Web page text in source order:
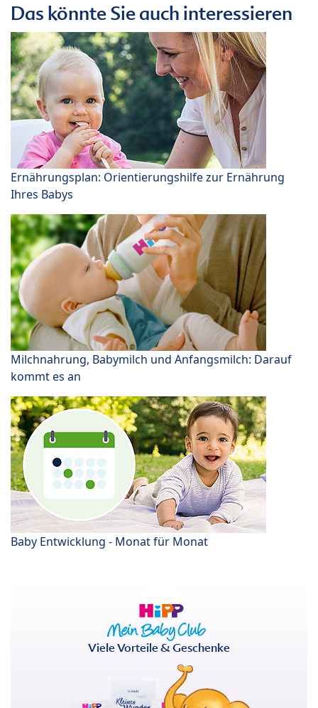
Das könnte Sie auch interessieren
Ernährungsplan: Orientierungshilfe zur Ernährung
Ihres Babys
Milchnahrung, Babymilch und Anfangsmilch: Darauf
kommt es an
Baby Entwicklung - Monat für Monat
Viele Vorteile & Geschenke